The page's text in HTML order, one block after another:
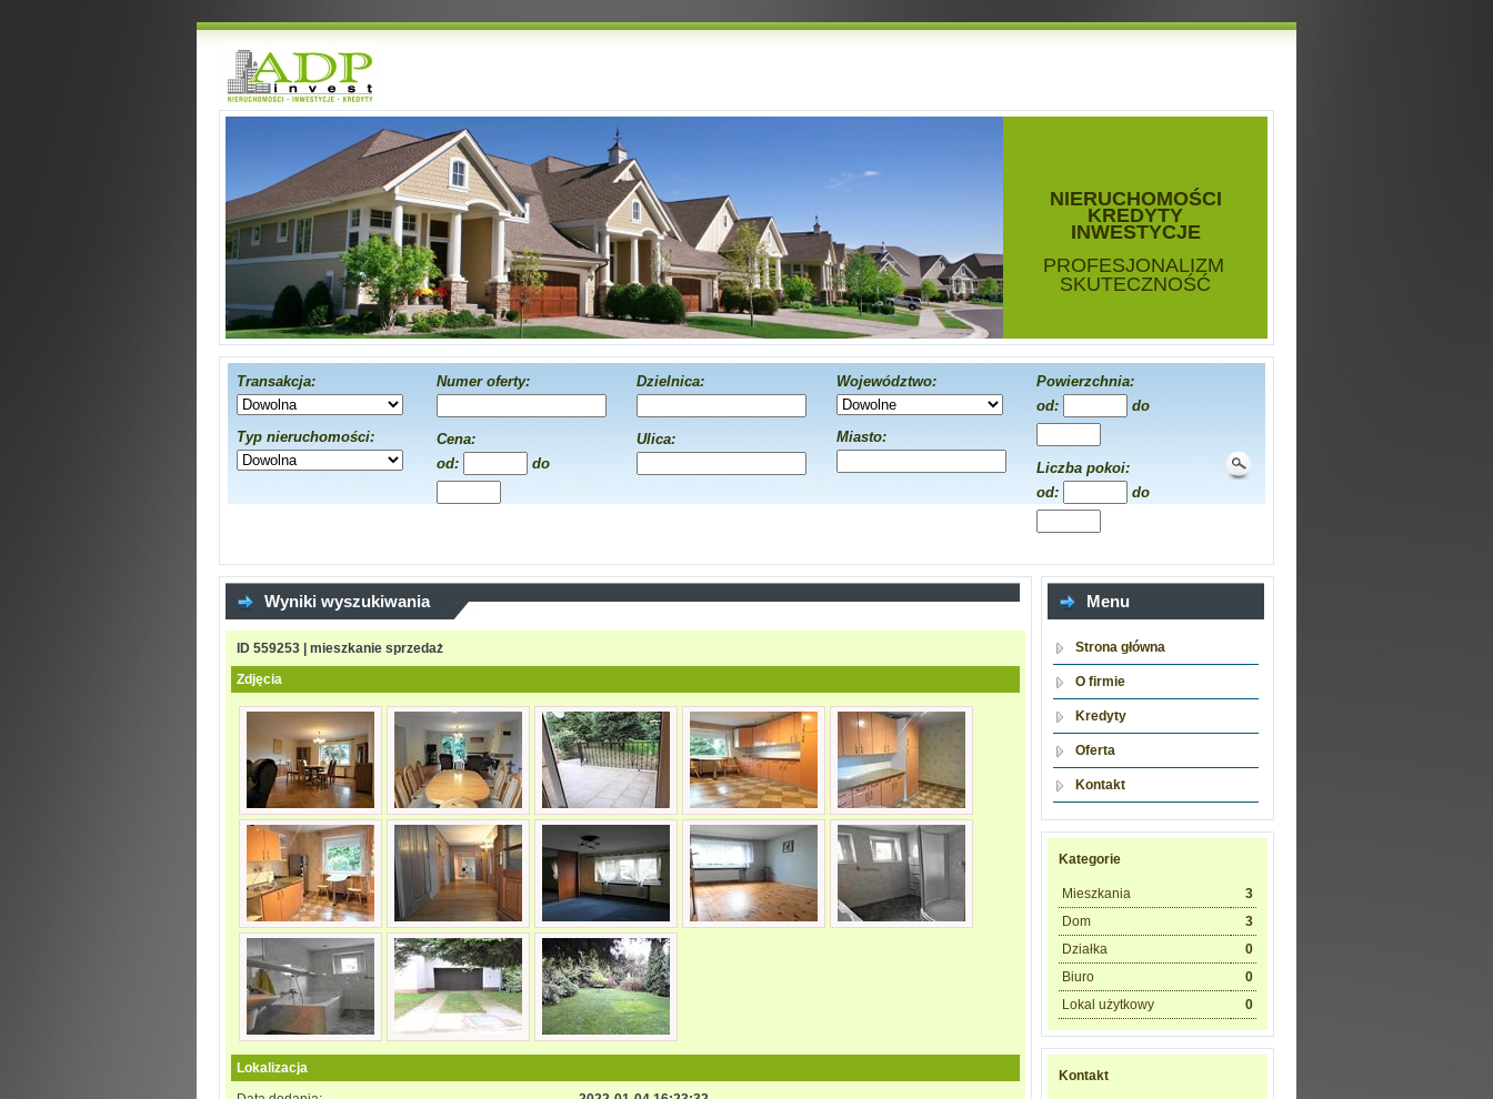
NIERUCHOMOŚCI
KREDYTY
INWESTYCJE
PROFESJONALIZM
SKUTECZNOŚĆ
Transakcja:
Typ nieruchomości:
Numer oferty:
Cena:
od:
do
Dzielnica:
Ulica:
Województwo:
Miasto:
Powierzchnia:
od:
do
Liczba pokoi:
od:
do
Wyniki wyszukiwania
ID 559253 | mieszkanie sprzedaż
Zdjęcia
Lokalizacja
Menu
Strona główna
O firmie
Kredyty
Oferta
Kontakt
Kategorie
Mieszkania
3
Dom
3
Działka
0
Biuro
0
Lokal użytkowy
0
Kontakt